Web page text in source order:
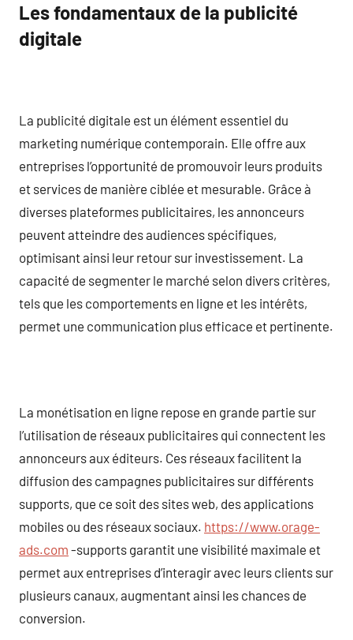
Les fondamentaux de la publicité
digitale
La publicité digitale est un élément essentiel du
marketing numérique contemporain. Elle offre aux
entreprises l’opportunité de promouvoir leurs produits
et services de manière ciblée et mesurable. Grâce à
diverses plateformes publicitaires, les annonceurs
peuvent atteindre des audiences spécifiques,
optimisant ainsi leur retour sur investissement. La
capacité de segmenter le marché selon divers critères,
tels que les comportements en ligne et les intérêts,
permet une communication plus efficace et pertinente.
La monétisation en ligne repose en grande partie sur
l’utilisation de réseaux publicitaires qui connectent les
annonceurs aux éditeurs. Ces réseaux facilitent la
diffusion des campagnes publicitaires sur différents
supports, que ce soit des sites web, des applications
mobiles ou des réseaux sociaux. https://www.orage-
ads.com -supports garantit une visibilité maximale et
permet aux entreprises d’interagir avec leurs clients sur
plusieurs canaux, augmentant ainsi les chances de
conversion.